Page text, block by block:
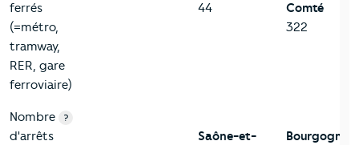
ferrés
(=métro,
tramway,
RER, gare
ferroviaire)
44
Comté
322
Nombre
d'arrêts
?
Saône-et-
Bourgogne-